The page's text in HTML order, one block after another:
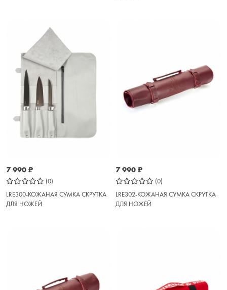
7 990 ₽
(0)
LRE300-КОЖАНАЯ СУМКА СКРУТКА
ДЛЯ НОЖЕЙ
7 990 ₽
(0)
LRE302-КОЖАНАЯ СУМКА СКРУТКА
ДЛЯ НОЖЕЙ